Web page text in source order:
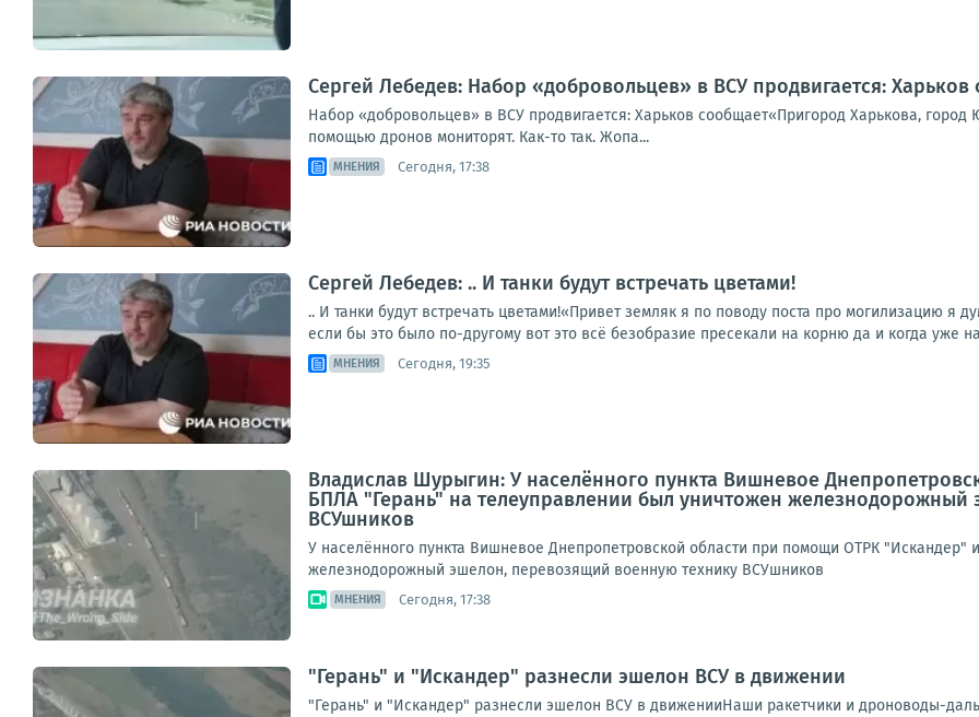
Сергей Лебедев: Набор «добровольцев» в ВСУ продвигается: Харьков
Набор «добровольцев» в ВСУ продвигается: Харьков сообщает«Пригород Харькова,
помощью дронов мониторят. Как-то так. Жопа...
МНЕНИЯ Сегодня, 17:38
Сергей Лебедев: .. И танки будут встречать цветами!
.. И танки будут встречать цветами!«Привет земляк я по поводу поста про могилизацию я
если бы это было по-другому вот это всё безобразие пресекали на корню да и когда уже
МНЕНИЯ Сегодня, 19:35
Владислав Шурыгин: У населённого пункта Вишневое
БПЛА "Герань" на телеуправлении был уничтожен
ВСУшников
У населённого пункта Вишневое Днепропетровской области при помощи ОТРК "Искандер"
железнодорожный эшелон, перевозящий военную технику ВСУшников
МНЕНИЯ Сегодня, 17:38
"Герань" и "Искандер" разнесли эшелон ВСУ в движении
"Герань" и "Искандер" разнесли эшелон ВСУ в движенииНаши ракетчики и дроноводы-